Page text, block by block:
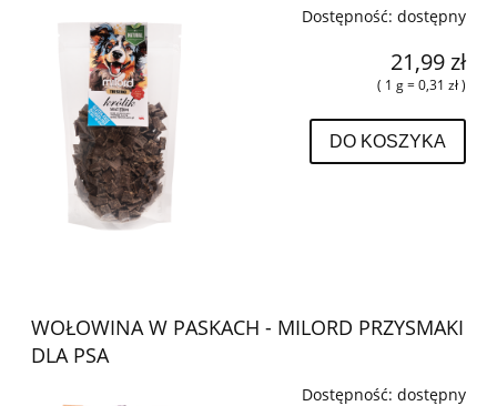
Dostępność: dostępny
21,99 zł
( 1 g = 0,31 zł )
DO KOSZYKA
WOŁOWINA W PASKACH - MILORD PRZYSMAKI
DLA PSA
Dostępność: dostępny